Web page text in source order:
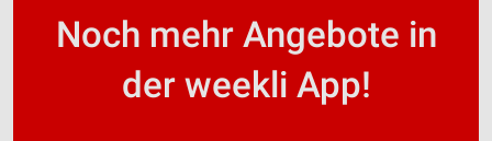
Noch mehr Angebote in
der weekli App!